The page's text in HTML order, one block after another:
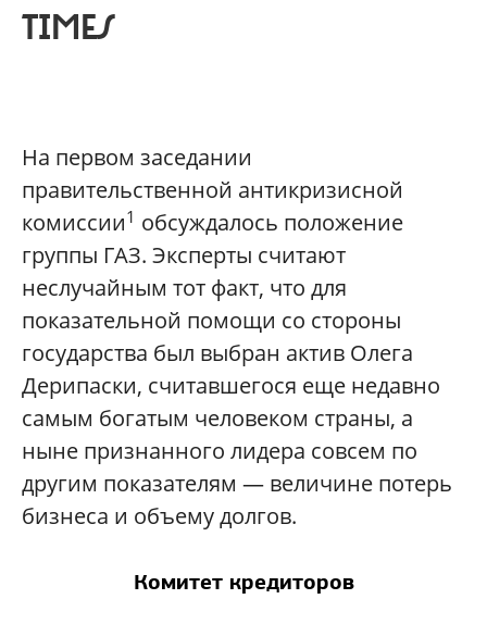
TIMES
На первом заседании
правительственной антикризисной
комиссии1 обсуждалось положение
группы ГАЗ. Эксперты считают
неслучайным тот факт, что для
показательной помощи со стороны
государства был выбран актив Олега
Дерипаски, считавшегося еще недавно
самым богатым человеком страны, а
ныне признанного лидера совсем по
другим показателям — величине потерь
бизнеса и объему долгов.
Комитет кредиторов